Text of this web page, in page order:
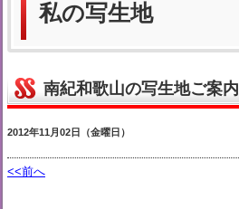
私の写生地
南紀和歌山の写生地ご案内
2012年11月02日（金曜日）
<<前へ